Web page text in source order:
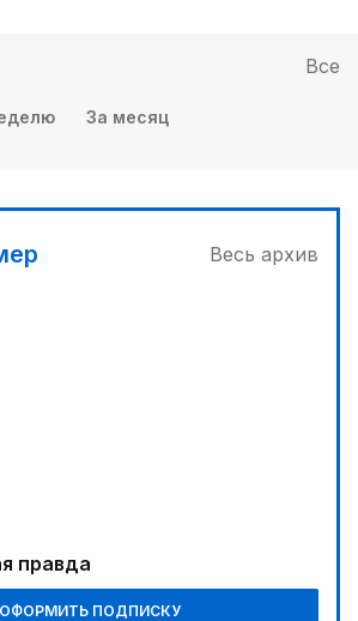
Все
За месяц
Весь архив
правда
ОФОРМИТЬ ПОДПИСКУ